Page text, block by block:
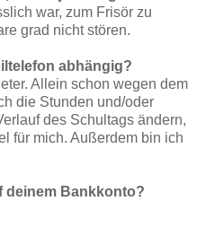
war, zum Frisör zu
grad nicht stören.
abhängig?
Allein schon wegen dem
die Stunden und/oder
des Schultags ändern,
für mich. Außerdem bin ich
deinem Bankkonto?